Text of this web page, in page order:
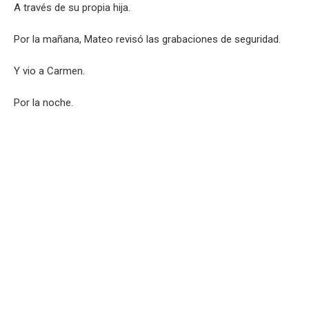
A través de su propia hija.
Por la mañana, Mateo revisó las grabaciones de seguridad.
Y vio a Carmen.
Por la noche.